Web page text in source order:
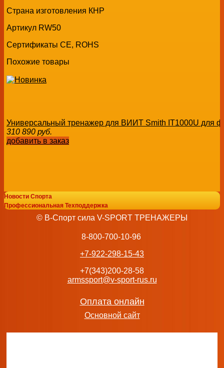
Страна изготовления КНР
Артикул RW50
Сертификаты CE, ROHS
Похожие товары
Универсальный тренажер для ВИИТ Smith IT1000U для
310 890 руб.
добавить в заказ
Гребной тренажер Inspire CR2.1 s-dostavka
165 990 руб.
добавить в заказ
Гребной тренажер Clear Fit Sport ProxyLine FRM 100
Новости Спорта
Профессиональная Техподдержка
© В-Спорт сила V-SPORT ТРЕНАЖЕРЫ
8-800-700-10-96
+7-922-298-15-43
+7(343)200-28-58
armssport@v-sport-rus.ru
Оплата онлайн
Основной сайт